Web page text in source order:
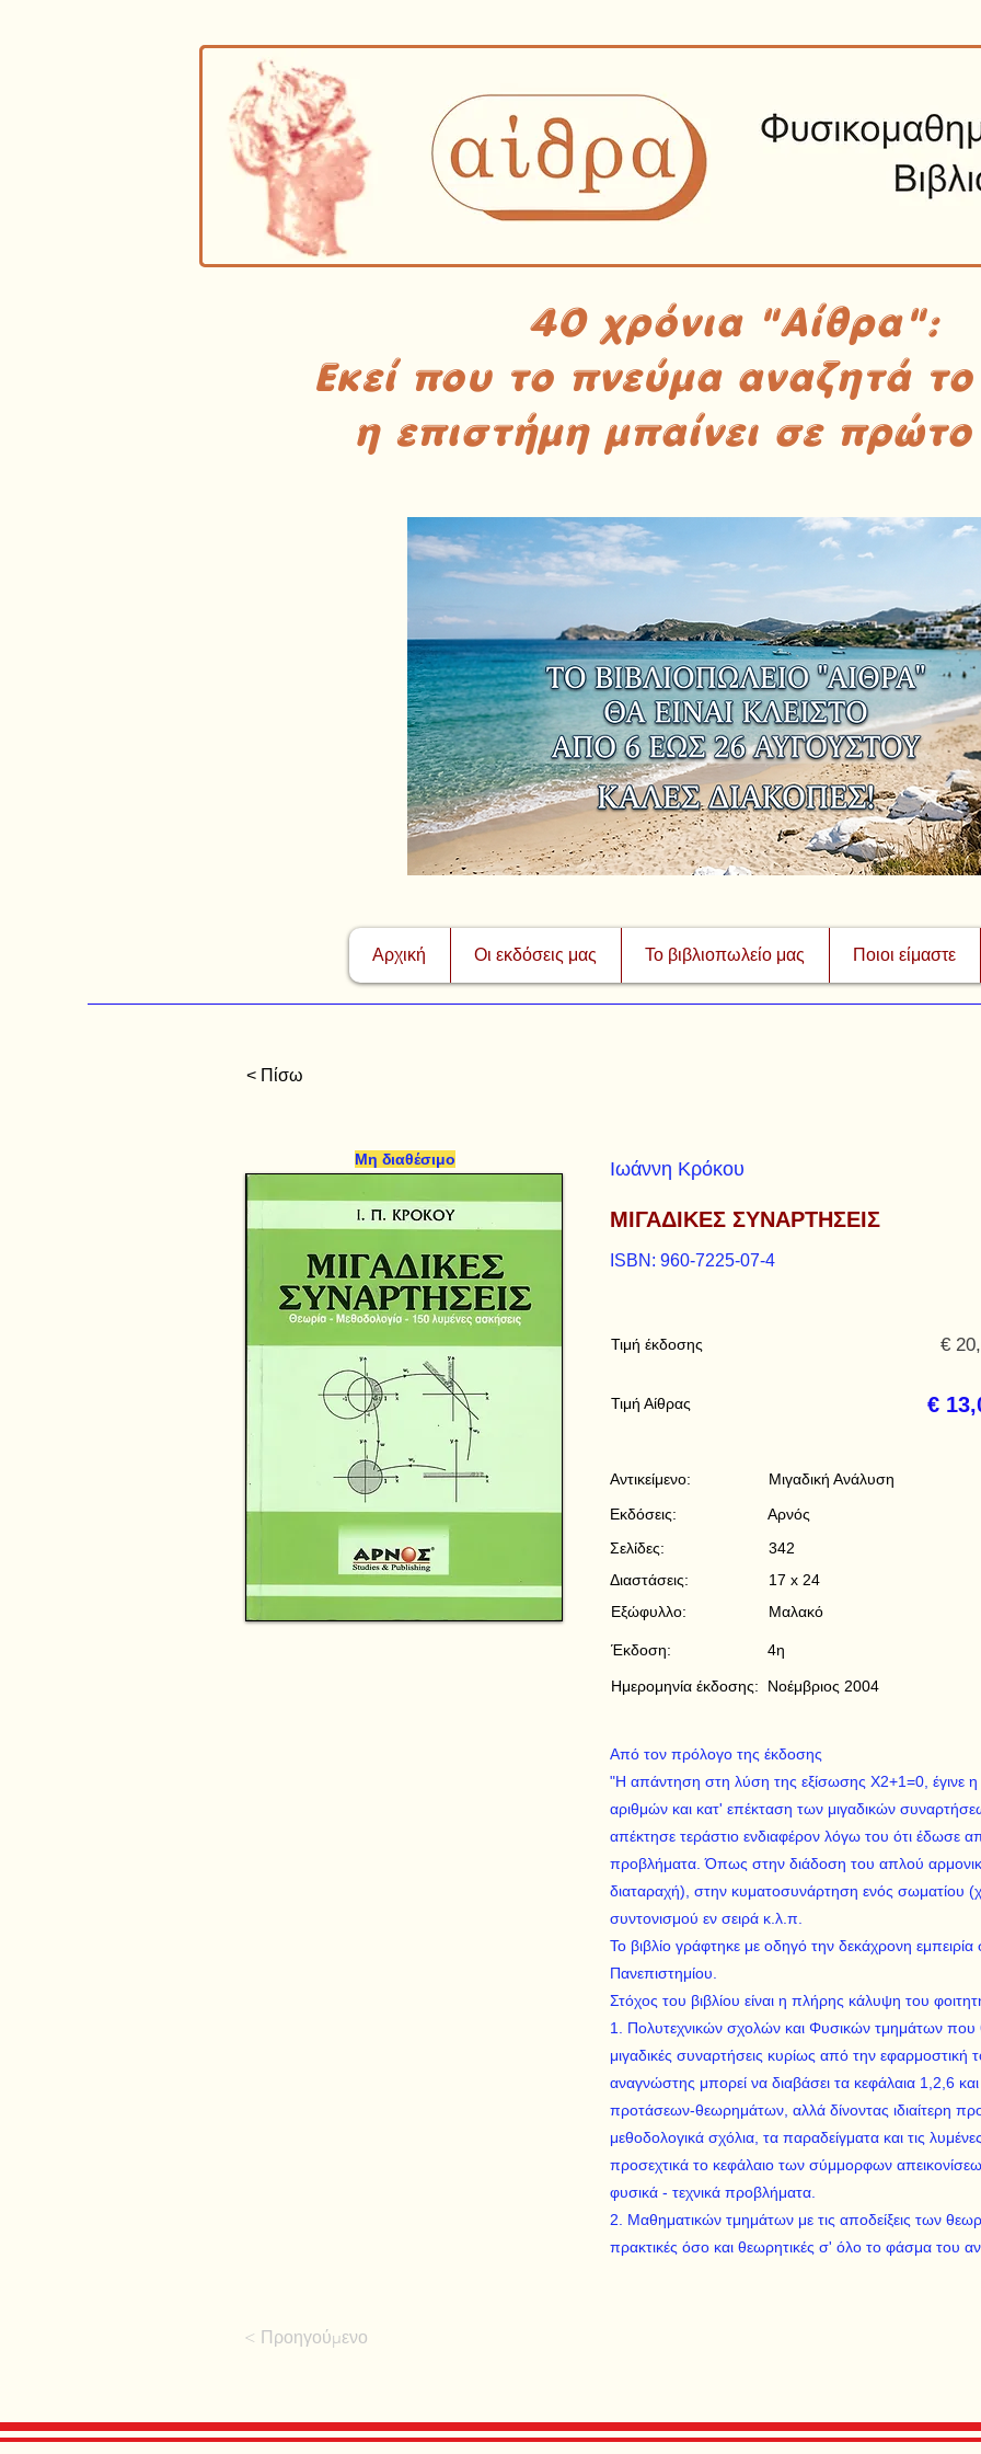
40 χρόνια "Αίθρα":
Εκεί που το πνεύμα αναζητά
η επιστήμη μπαίνει σε
Αρχική Οι εκδόσεις μας Το βιβλιοπωλείο μας Ποιοι είμαστε
< Πίσω
Μη διαθέσιμο Ιωάννη Κρόκου
ΜΙΓΑΔΙΚΕΣ ΣΥΝΑΡΤΗΣΕΙΣ
ISBN: 960-7225-07-4
Τιμή έκδοσης
Τιμή Αίθρας
€
€
Μιγαδική Ανάλυση
Αρνός
342
17 x 24
Μαλακό
4η
Νοέμβριος 2004
Αντικείμενο:
Εκδόσεις:
Σελίδες:
Διαστάσεις:
Εξώφυλλο:
Έκδοση:
Ημερομηνία έκδοσης:
Από τον πρόλογο της έκδοσης
"Η απάντηση στη λύση της εξίσωσης Χ2+1=0, έγινε
αριθμών και κατ' επέκταση των μιγαδικών
απέκτησε τεράστιο ενδιαφέρον λόγω του ότι έδωσε
προβλήματα. Όπως στην διάδοση του απλού
διαταραχή), στην κυματοσυνάρτηση ενός σωματίου
συντονισμού εν σειρά κ.λ.π.
Το βιβλίο γράφτηκε με οδηγό την δεκάχρονη εμπειρία
Πανεπιστημίου.
Στόχος του βιβλίου είναι η πλήρης κάλυψη του
1. Πολυτεχνικών σχολών και Φυσικών τμημάτων που
μιγαδικές συναρτήσεις κυρίως από την εφαρμοστική
αναγνώστης μπορεί να διαβάσει τα κεφάλαια 1,2,6
προτάσεων-θεωρημάτων, αλλά δίνοντας ιδιαίτερη
μεθοδολογικά σχόλια, τα παραδείγματα και τις
προσεχτικά το κεφάλαιο των σύμμορφων
φυσικά - τεχνικά προβλήματα.
2. Μαθηματικών τμημάτων με τις αποδείξεις των
πρακτικές όσο και θεωρητικές σ' όλο το φάσμα του
< Προηγούμενο